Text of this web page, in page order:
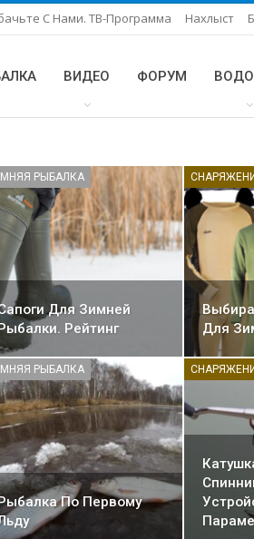
С Нами. ТВ-Программа Нахлыст
ВИДЕО ФОРУМ
РЫБАЛКА
Для Зимней
Рейтинг
Для
РЫБАЛКА
По Первому